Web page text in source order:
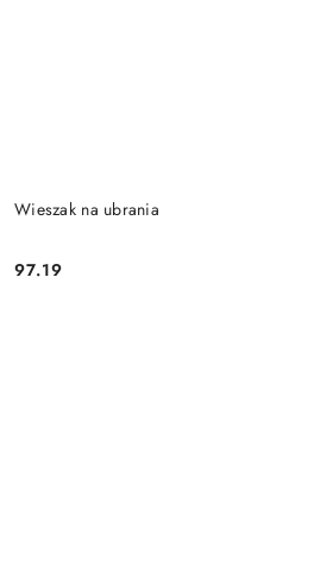
Wieszak na ubrania
Cena:
97.19